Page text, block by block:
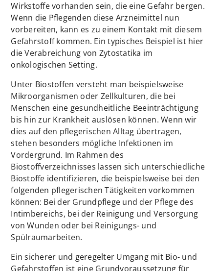
Wirkstoffe vorhanden sein, die eine Gefahr bergen.
Wenn die Pflegenden diese Arzneimittel nun
vorbereiten, kann es zu einem Kontakt mit diesem
Gefahrstoff kommen. Ein typisches Beispiel ist hier
die Verabreichung von Zytostatika im
onkologischen Setting.
Unter Biostoffen versteht man beispielsweise
Mikroorganismen oder Zellkulturen, die bei
Menschen eine gesundheitliche Beeinträchtigung
bis hin zur Krankheit auslösen können. Wenn wir
dies auf den pflegerischen Alltag übertragen,
stehen besonders mögliche Infektionen im
Vordergrund. Im Rahmen des
Biostoffverzeichnisses lassen sich unterschiedliche
Biostoffe identifizieren, die beispielsweise bei den
folgenden pflegerischen Tätigkeiten vorkommen
können: Bei der Grundpflege und der Pflege des
Intimbereichs, bei der Reinigung und Versorgung
von Wunden oder bei Reinigungs- und
Spülraumarbeiten.
Ein sicherer und geregelter Umgang mit Bio- und
Gefahrstoffen ist eine Grundvoraussetzung für